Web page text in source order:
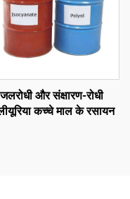
जलरोधी और संक्षारण-रोधी
कच्चे माल के रसायन